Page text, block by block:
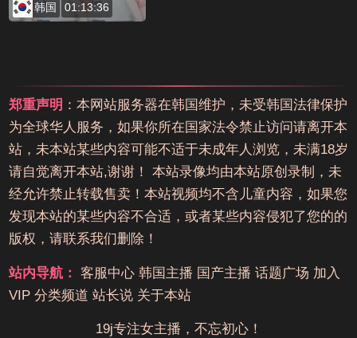
韩国 01:13:36
郑重声明 ：本网站服务器在韩国维护，未受韩国法律保护
为全球华人服务，如果你所在国家法令禁止访问请离开本
站，未本站某些内容可能不适于未成年人浏览，未满18岁
请自觉离开本站,谢谢！ 本站录像均由本站原创录制，未
经允许禁止转载售卖！本站视频均不含儿童内容，如果您
发现本站的某些内容不合适，或者某些内容侵犯了您的的
版权，请联系我们删除！
站内导航： 客服中心 韩国主播 国产主播 话题广场 加入
VIP 分类频道 站长说 关于本站
19j专注女主播，不忘初心！